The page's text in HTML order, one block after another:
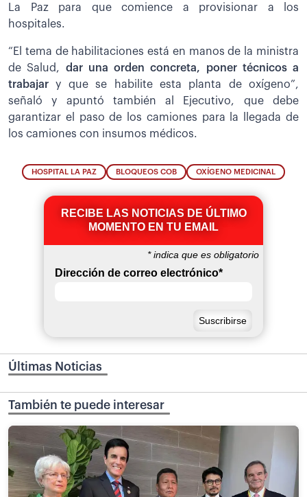
La Paz para que comience a provisionar a los
hospitales.
“El tema de habilitaciones está en manos de la ministra
de Salud, dar una orden concreta, poner técnicos a
trabajary que se habilite esta planta de oxígeno”,
señaló y apuntó también al Ejecutivo, que debe
garantizar el paso de los camiones para la llegada de
los camiones con insumos médicos.
HOSPITAL LA PAZ BLOQUEOS COB OXÍGENO MEDICINAL
RECIBE LAS NOTICIAS DE ÚLTIMO
MOMENTO EN TU EMAIL
*indica que es obligatorio
Dirección de correo electrónico*
Últimas Noticias
También te puede interesar